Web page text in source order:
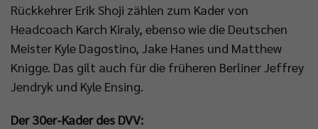
Rückkehrer Erik Shoji zählen zum Kader von
Headcoach Karch Kiraly, ebenso wie die Deutschen
Meister Kyle Dagostino, Jake Hanes und Matthew
Knigge. Das gilt auch für die früheren Berliner Jeffrey
Jendryk und Kyle Ensing.
Der 30er-Kader des DVV: